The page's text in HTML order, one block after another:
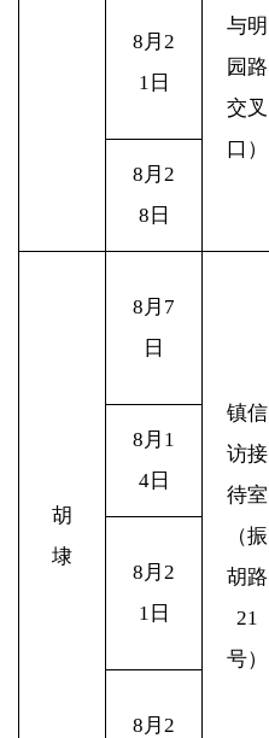
与明
园路
交叉
口）
8 月2
1日
8 月2
8日
胡
埭
8 月7
日
镇信
访接
待室
（振
胡路
21
号）
8 月1
4日
8 月2
1日
8 月2